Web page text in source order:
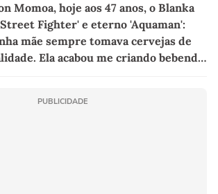
Momoa, hoje aos 47 anos, o Blanka
Fighter' e eterno 'Aquaman':
mãe sempre tomava cervejas de
Ela acabou me criando bebendo
PUBLICIDADE